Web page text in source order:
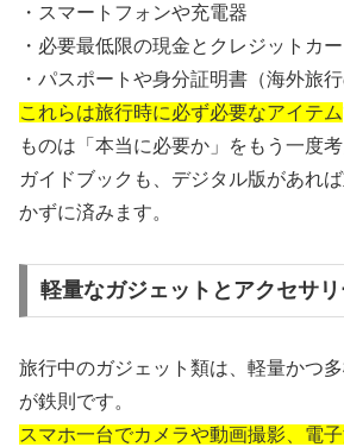
・スマートフォンや充電器
・必要最低限の現金とクレジットカ
・パスポートや身分証明書（海外旅行
これらは旅行時に必ず必要なアイテム
ものは「本当に必要か」をもう一度
ガイドブックも、デジタル版があれ
かずに済みます。
軽量なガジェットとアクセサ
旅行中のガジェット類は、軽量かつ
が鉄則です。
スマホ一台でカメラや動画撮影、電